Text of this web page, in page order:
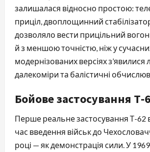
залишалася відносно простою:
приціл, двоплощинний
дозволяло вести прицільний
й з меншою точністю, ніж у
модернізованих версіях з’явилися
далекоміри та балістичні
Бойове застосування Т-
Перше реальне застосування Т-62
час введення військ до
році — як демонстрація сили. У 1969